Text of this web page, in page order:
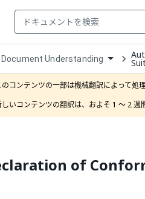
Open
Dropdown
Document Understanding
のコンテンツの一部は機械翻訳によって処
いコンテンツの翻訳は、およそ 1 ～ 2 週
of